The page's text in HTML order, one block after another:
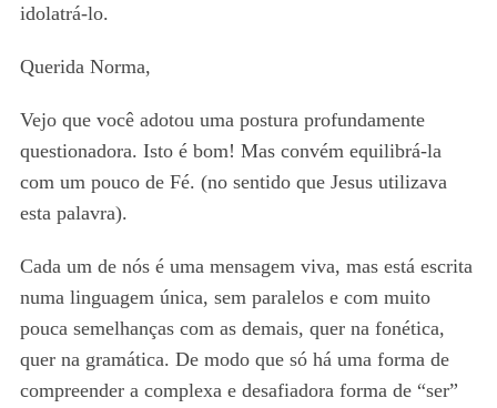
idolatrá-lo.
Querida Norma,
Vejo que você adotou uma postura profundamente
questionadora. Isto é bom! Mas convém equilibrá-la
com um pouco de Fé. (no sentido que Jesus utilizava
esta palavra).
Cada um de nós é uma mensagem viva, mas está escrita
numa linguagem única, sem paralelos e com muito
pouca semelhanças com as demais, quer na fonética,
quer na gramática. De modo que só há uma forma de
compreender a complexa e desafiadora forma de “ser”